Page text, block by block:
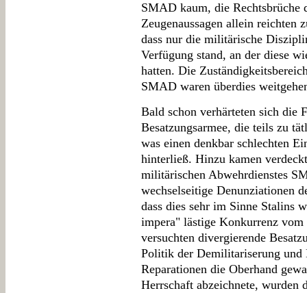
SMAD kaum, die Rechtsbrüche
Zeugenaussagen allein reichten
dass nur die militärische
Verfügung stand, an der diese
hatten. Die
SMAD waren überdies
Bald schon verhärteten sich die
Besatzungsarmee, die teils zu
was einen denkbar schlechten
hinterließ. Hinzu kamen
militärischen Abwehrdienstes
wechselseitige Denunziationen
dass dies sehr im Sinne Stalins
impera" lästige Konkurrenz
versuchten divergierende
Politik der Demilitariserung und
Reparationen die Oberhand
Herrschaft abzeichnete, wurden